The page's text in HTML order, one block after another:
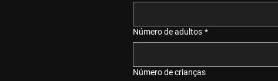
Número de adultos *
Número de crianças